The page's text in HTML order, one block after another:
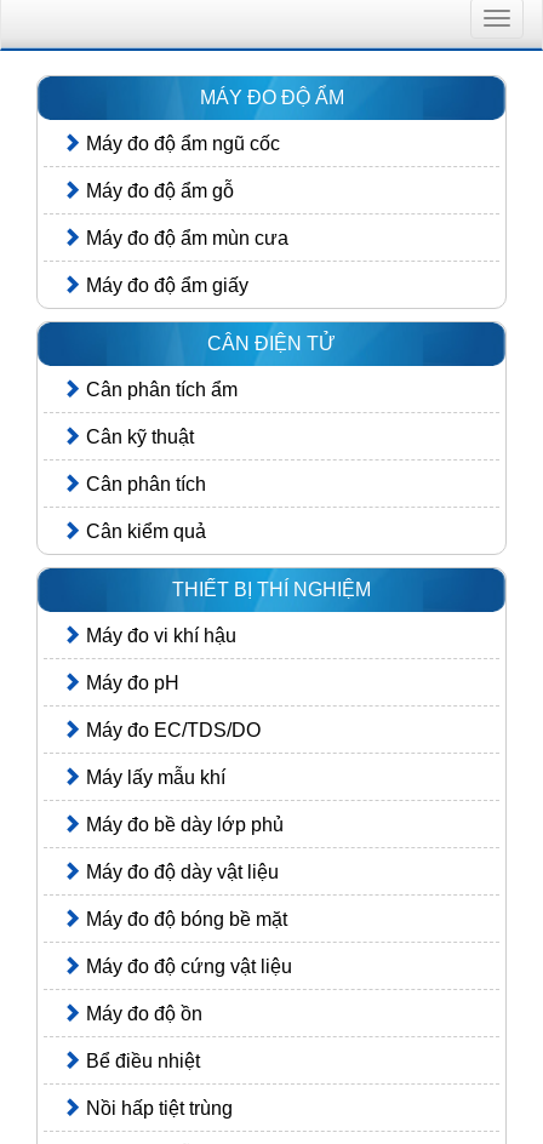
MÁY ĐO ĐỘ ẨM
Máy đo độ ẩm ngũ cốc
Máy đo độ ẩm gỗ
Máy đo độ ẩm mùn cưa
Máy đo độ ẩm giấy
CÂN ĐIỆN TỬ
Cân phân tích ẩm
Cân kỹ thuật
Cân phân tích
Cân kiểm quả
THIẾT BỊ THÍ NGHIỆM
Máy đo vi khí hậu
Máy đo pH
Máy đo EC/TDS/DO
Máy lấy mẫu khí
Máy đo bề dày lớp phủ
Máy đo độ dày vật liệu
Máy đo độ bóng bề mặt
Máy đo độ cứng vật liệu
Máy đo độ ồn
Bể điều nhiệt
Nồi hấp tiệt trùng